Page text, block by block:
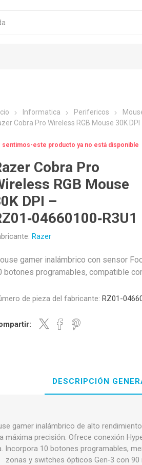
Informatica Perifericos
Cobra Pro Wireless RGB Mouse 30K
sentimos-este producto ya no está disponible
Cobra Pro
RGB Mouse
DPI –
Razer
gamer inalámbrico con sensor
botones programables, compatible
de pieza del fabricante: RZ01-
DESCRIPCIÓN
gamer inalámbrico de alto
precisión. Ofrece conexión
Incorpora 10 botones programables,
zonas y switches ópticos Gen‑3 con 90